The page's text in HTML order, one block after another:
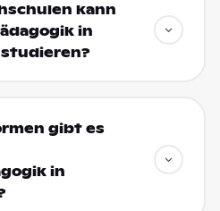
kann
in
gibt es
in